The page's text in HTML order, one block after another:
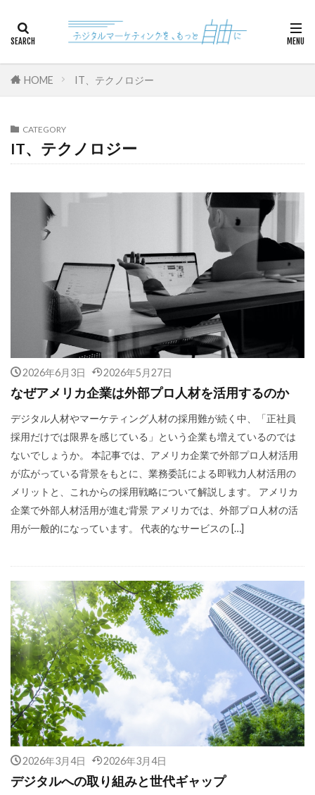
HOME IT、テクノロジー
CATEGORY
IT、テクノロジー
2026年6月3日 2026年5月27日
なぜアメリカ企業は外部プロ人材を活用するのか
デジタル人材やマーケティング人材の採用難が続く中、「正社員
採用だけでは限界を感じている」という企業も増えているのでは
ないでしょうか。 本記事では、アメリカ企業で外部プロ人材活用
が広がっている背景をもとに、業務委託による即戦力人材活用の
メリットと、これからの採用戦略について解説します。 アメリカ
企業で外部人材活用が進む背景 アメリカでは、外部プロ人材の活
用が一般的になっています。 代表的なサービスの […]
2026年3月4日 2026年3月4日
デジタルへの取り組みと世代ギャップ